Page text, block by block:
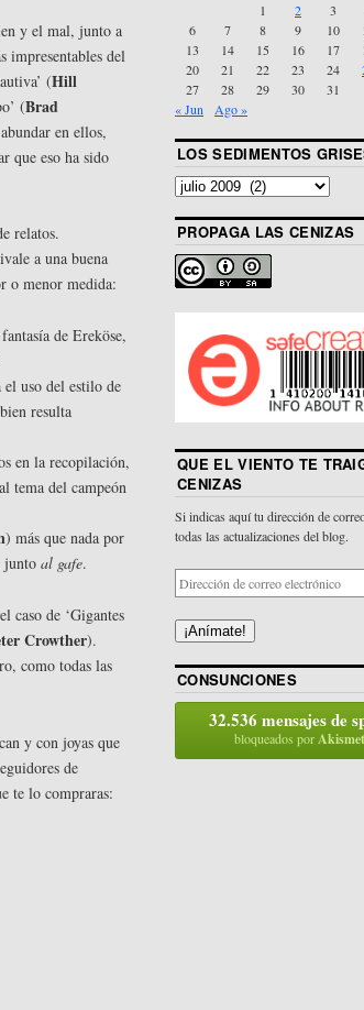
y el mal, junto a
impresentables del
(Hill
(Brad
en ellos,
que eso ha sido
relatos.
a una buena
o menor medida:
de Ereköse,
el uso del estilo de
resulta
en la recopilación,
tema del campeón
) más que nada por
junto al gafe.
caso de ‘Gigantes
Crowther).
como todas las
y con joyas que
de
te lo compraras:
1 2 3
6
7 8 9 10
13
14 15 16 17
20
21 22 23 24
27
28 29 30
31
« Jun
Ago »
LOS SEDIMENTOS
PROPAGA LAS CENIZAS
QUE EL VIENTO TE
CENIZAS
Si indicas aquí tu dirección de
todas las actualizaciones del blog.
¡Anímate!
CONSUNCIONES
32.536 mensajes de
bloqueados porAkismet